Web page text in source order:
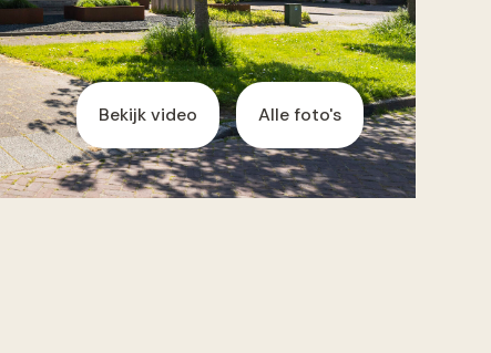
Bekijk video Alle foto's